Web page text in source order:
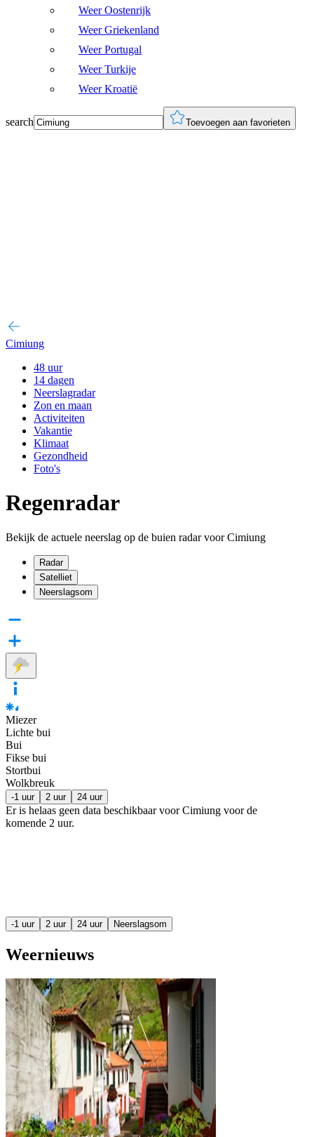
Weer Oostenrijk
Weer Griekenland
Weer Portugal
Weer Turkije
Weer Kroatië
search Toevoegen aan favorieten
Cimiung
48 uur
14 dagen
Neerslagradar
Zon en maan
Activiteiten
Vakantie
Klimaat
Gezondheid
Foto's
Regenradar
Bekijk de actuele neerslag op de buien radar voor Cimiung
Radar
Satelliet
Neerslagsom
Miezer
Lichte bui
Bui
Fikse bui
Stortbui
Wolkbreuk
-1 uur 2 uur 24 uur
Er is helaas geen data beschikbaar voor Cimiung voor de
komende 2 uur.
-1 uur 2 uur 24 uur Neerslagsom
Weernieuws